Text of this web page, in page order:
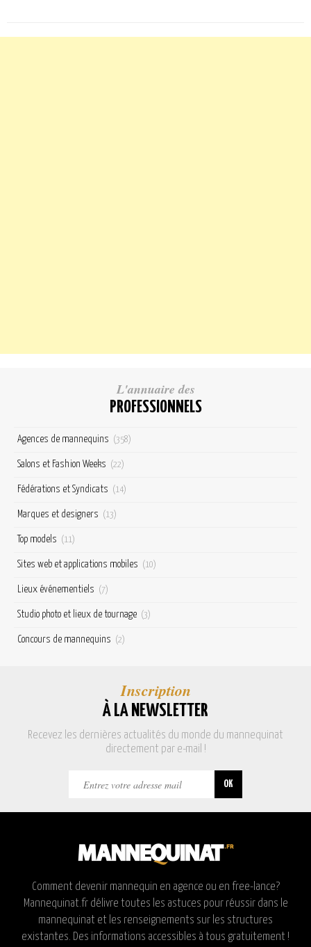
L'annuaire des
PROFESSIONNELS
Agences de mannequins (358)
Salons et Fashion Weeks (22)
Fédérations et Syndicats (14)
Marques et designers (13)
Top models (11)
Sites web et applications mobiles (10)
Lieux événementiels (7)
Studio photo et lieux de tournage (3)
Concours de mannequins (2)
Inscription
À LA NEWSLETTER
Recevez les dernières actualités du monde du mannequinat
directement par e-mail !
Comment devenir mannequin en agence ou en free-lance?
Mannequinat.fr délivre toutes les astuces pour réussir dans le
mannequinat et les renseignements sur les structures
existantes. Des informations accessibles à tous gratuitement !